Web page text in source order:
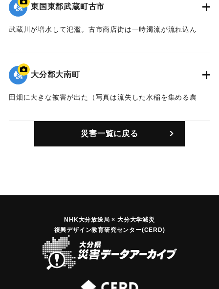
東国東郡武蔵町古市
武蔵川が増水して氾濫。古市商店街は一時濁流が流れ込ん
近くの国東警察署武蔵駐在所前の県道に重なって倒壊した。
【出典：大分合同新聞 1961年10月28日朝刊5面】
｜固有コード: 00679004
大分郡大南町
田畑に大きな被害が出た（写真は流失した水稲を集める農
災害一覧に戻る
NHK大分放送局 × 大分大学減災
復興デザイン教育研究センター(CERD)